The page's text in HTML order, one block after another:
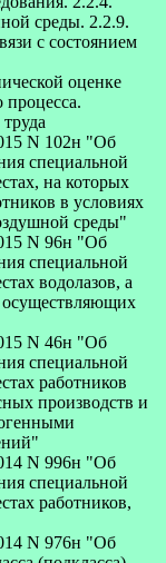
среды. 2.2.9.
с состоянием
оценке
процесса.
N 102н "Об
специальной
на которых
в условиях
среды"
N 96н "Об
специальной
водолазов, а
осуществляющих
N 46н "Об
специальной
работников
производств и
N 996н "Об
специальной
работников,
N 976н "Об